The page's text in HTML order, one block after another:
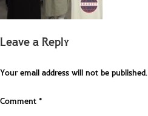
Leave a Reply
Your email address will not be published.
Comment*